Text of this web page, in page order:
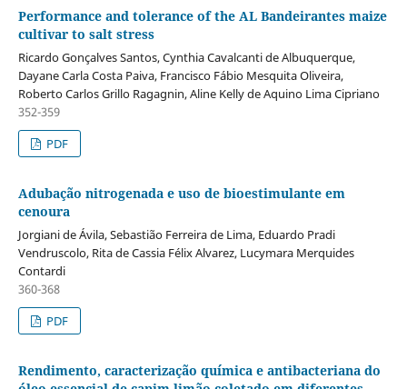
Performance and tolerance of the AL Bandeirantes maize
cultivar to salt stress
Ricardo Gonçalves Santos, Cynthia Cavalcanti de Albuquerque,
Dayane Carla Costa Paiva, Francisco Fábio Mesquita Oliveira,
Roberto Carlos Grillo Ragagnin, Aline Kelly de Aquino Lima Cipriano
352-359
PDF
Adubação nitrogenada e uso de bioestimulante em
cenoura
Jorgiani de Ávila, Sebastião Ferreira de Lima, Eduardo Pradi
Vendruscolo, Rita de Cassia Félix Alvarez, Lucymara Merquides
Contardi
360-368
PDF
Rendimento, caracterização química e antibacteriana do